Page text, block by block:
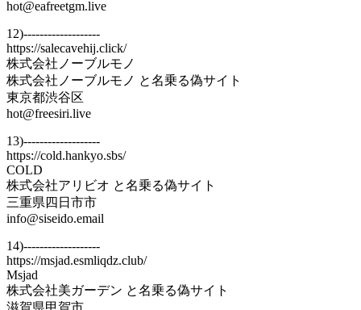
hot@eafreetgm.live
12)-------------------
https://salecavehij.click/
株式会社ノーブルモノ
株式会社ノーブルモノ と名乗る偽サイト
東京都渋谷区
hot@freesiri.live
13)-------------------
https://cold.hankyo.sbs/
COLD
株式会社アリビオ と名乗る偽サイト
三重県四日市市
info@siseido.email
14)-------------------
https://msjad.esmliqdz.club/
Msjad
株式会社美ガーデン と名乗る偽サイト
滋賀県甲賀市